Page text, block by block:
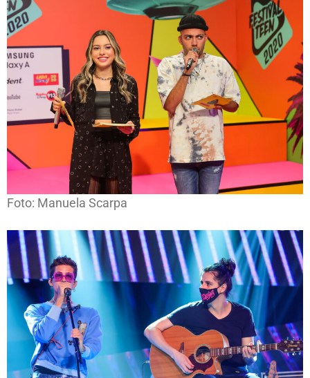
Foto: Manuela Scarpa